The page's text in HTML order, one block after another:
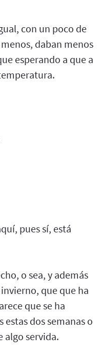
con un poco de
daban menos
esperando a que a
pues sí, está
o sea, y además
que que ha
que se ha
dos semanas o
algo servida.